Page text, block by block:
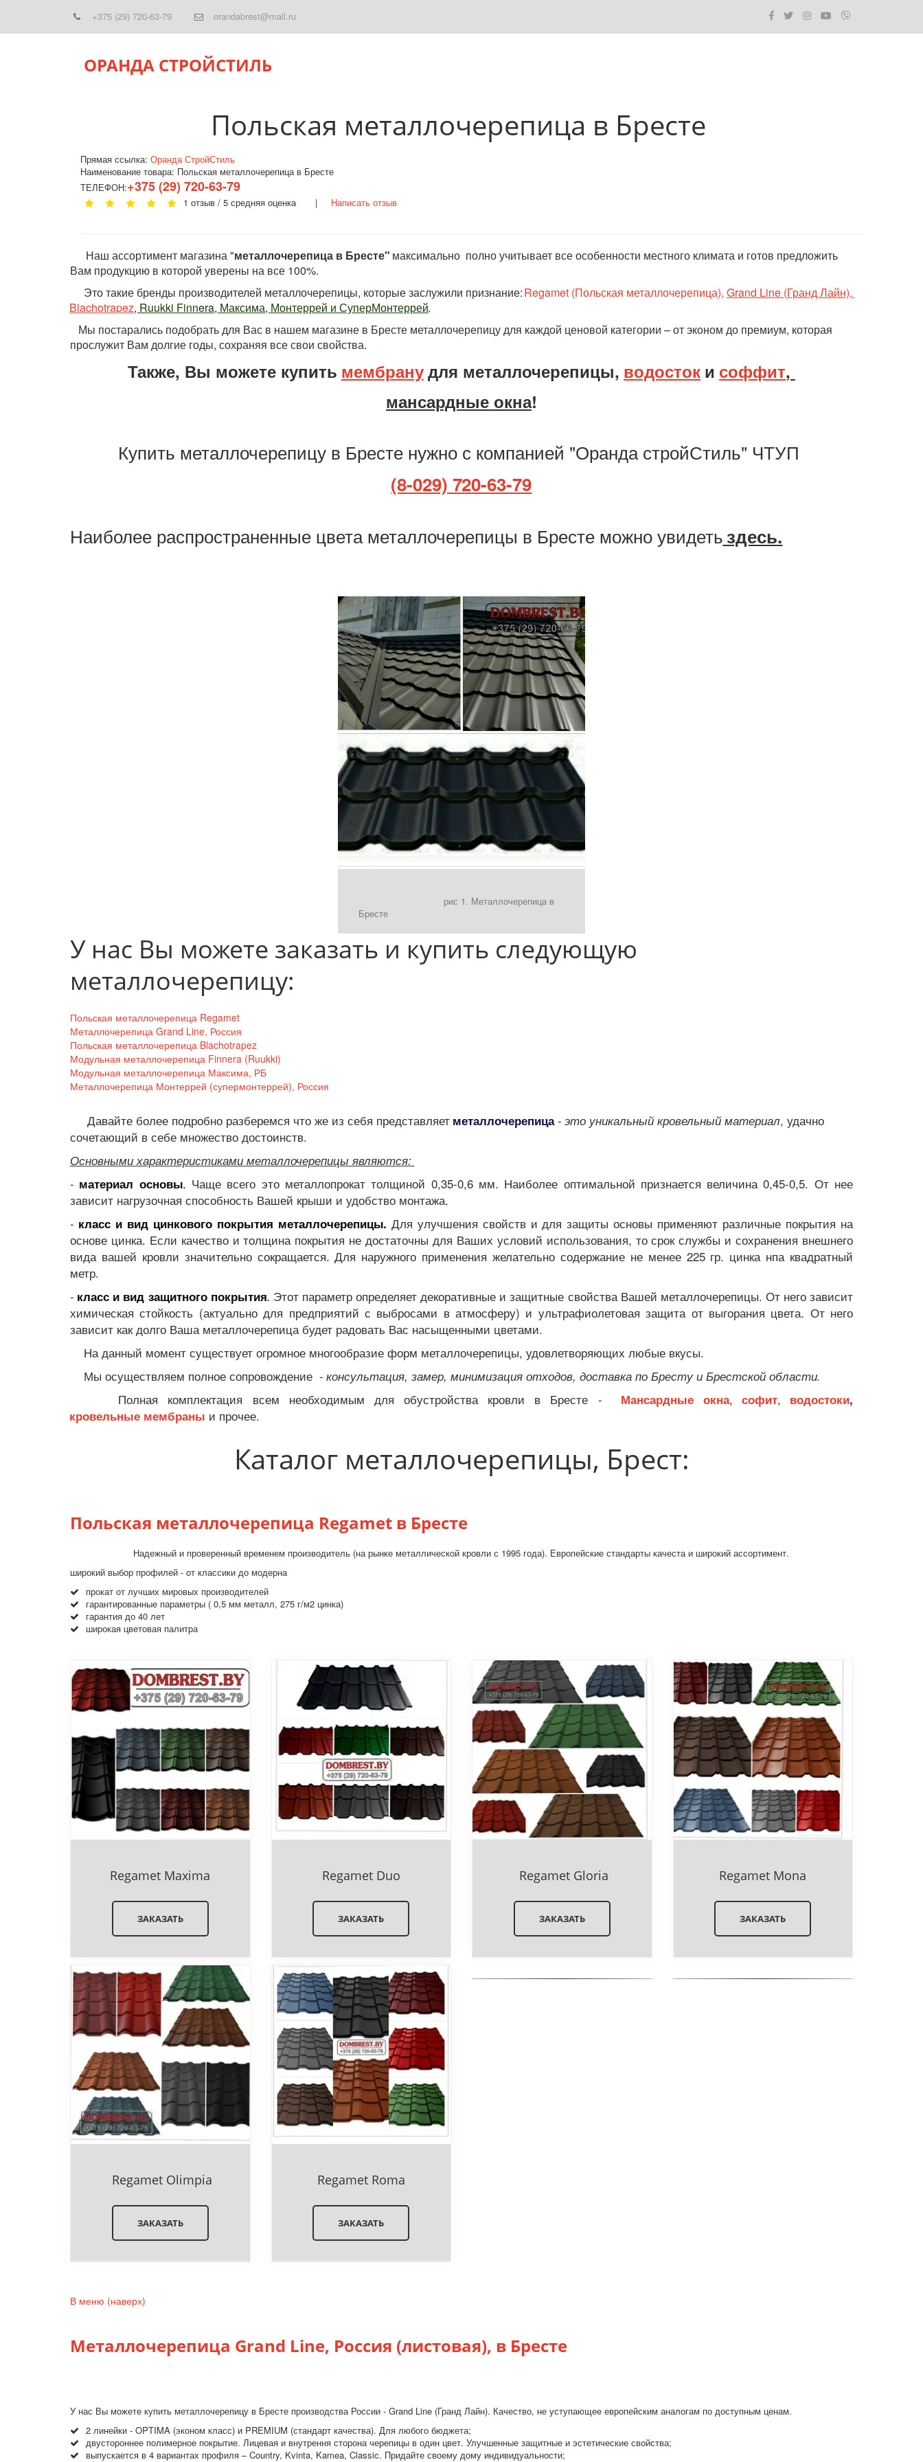
+375 (29) 720-63-79 orandabrest@mail.ru
ОРАНДА СТРОЙСТИЛЬ
Польская металлочерепица в Бресте­
Прямая ссылка: Оранда СтройСтиль
Наименование товара: Польская металлочерепица в Бресте
ТЕЛЕФОН:+375 (29) 720-63-79
1 отзыв / 5 средняя оценка | Написать отзыв
Наш ассортимент магазина "металлочерепица в Бресте" максимально  полно учитывает все особенности местного климата и готов предложить
Вам продукцию в которой уверены на все 100%.
Это такие бренды производителей металлочерепицы, которые заслужили признание:Regamet (Польская металлочерепица),
Blachotrapez, Ruukki Finnera, Максима, Монтеррей и СуперМонтеррей.
Мы постарались подобрать для Вас в нашем магазине в Бресте металлочерепицу для каждой ценовой категории – от эконом до премиум, которая
прослужит Вам долгие годы, сохраняя все свои свойства.
Также, Вы можете купить мембранудля металлочерепицы, водосток и соффит,
мансардные окна!
Купить металлочерепицу в Бресте нужно с компанией "Оранда стройСтиль" ЧТУП
(8-029) 720-63-79
Наиболее распространенные цвета металлочерепицы в Бресте можно увидетьздесь.
рис 1. Металлочерепица в
Бресте
У нас Вы можете заказать и купить следующую
металлочерепицу:
Польская металлочерепица Regamet
Металлочерепица Grand Line, Россия
Польская металлочерепица Blachotrapez
Модульная металлочерепица Finnera (Ruukki)
Модульная металлочерепица Максима, РБ
Металлочерепица Монтеррей (супермонтеррей), Россия
Давайте более подробно разберемся что же из себя представляет металлочерепица - это уникальный кровельный материал, удачно
сочетающий в себе множество достоинств.
Основными характеристиками металлочерепицы являются:
- материал основы. Чаще всего это металлопрокат толщиной 0,35-0,6 мм. Наиболее оптимальной признается величина 0,45-0,5. От нее
зависит нагрузочная способность Вашей крыши и удобство монтажа.
- класс и вид цинкового покрытия металлочерепицы. Для улучшения свойств и для защиты основы применяют различные покрытия на
основе цинка. Если качество и толщина покрытия не достаточны для Ваших условий использования, то срок службы и сохранения внешнего
вида вашей кровли значительно сокращается. Для наружного применения желательно содержание не менее 225 гр. цинка нпа квадратный
метр.
- класс и вид защитного покрытия. Этот параметр определяет декоративные и защитные свойства Вашей металлочерепицы. От него зависит
химическая стойкость (актуально для предприятий с выбросами в атмосферу) и ультрафиолетовая защита от выгорания цвета. От него
зависит как долго Ваша металлочерепица будет радовать Вас насыщенными цветами.
На данный момент существует огромное многообразие форм металлочерепицы, удовлетворяющих любые вкусы.
Мы осуществляем полное сопровождение - консультация, замер, минимизация отходов, доставка по Бресту и Брестской области.
Полная комплектация всем необходимым для обустройства кровли в Бресте - Мансардные окна,софит,водостоки,
кровельные мембраны и прочее.
Каталог металлочерепицы, Брест:
Польская металлочерепица Regamet в Бресте
Надежный и проверенный временем производитель (на рынке металлической кровли с 1995 года). Европейские стандарты качеста и широкий ассортимент.
широкий выбор профилей - от классики до модерна
прокат от лучших мировых производителей
гарантированные параметры ( 0,5 мм металл, 275 г/м2 цинка)
гарантия до 40 лет
широкая цветовая палитра
Regamet Maxima
ЗАКАЗАТЬ
Regamet Duo
ЗАКАЗАТЬ
Regamet Gloria
ЗАКАЗАТЬ
Regamet Mona
ЗАКАЗАТЬ
Regamet Olimpia
ЗАКАЗАТЬ
Regamet Roma
ЗАКАЗАТЬ
В меню (наверх)
Металлочерепица Grand Line, Россия (листовая), в Бресте
У нас Вы можете купить металлочерепицу в Бресте производства России - Grand Line (Гранд Лайн). Качество, не уступающее европейским аналогам по доступным ценам.
2 линейки - OPTIMA (эконом класс) и PREMIUM (стандарт качества). Для любого бюджета;
двустороннее полимерное покрытие. Лицевая и внутрення сторона черепицы в один цвет. Улучшенные защитные и эстетические свойства;
выпускается в 4 вариантах профиля – Country, Kvinta, Kamea, Classic. Придайте своему дому индивидуальности;